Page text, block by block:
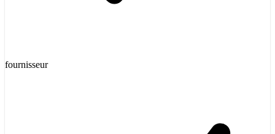
fournisseur